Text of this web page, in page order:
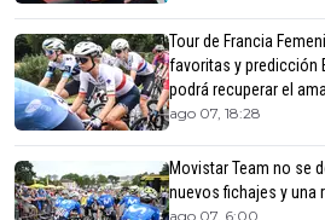
Tour de Francia
favoritas y predicción
podrá recuperar el
ago 07, 18:28
Movistar Team no se
nuevos fichajes y una
ago 07, 6:00